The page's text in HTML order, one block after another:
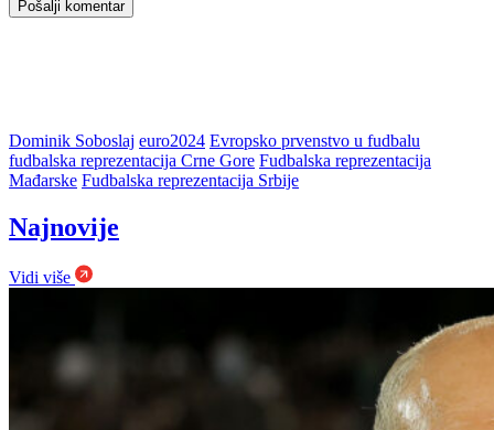
Dominik Soboslaj euro2024 Evropsko prvenstvo u fudbalu
fudbalska reprezentacija Crne Gore Fudbalska reprezentacija
Mađarske Fudbalska reprezentacija Srbije
Najnovije
Vidi više